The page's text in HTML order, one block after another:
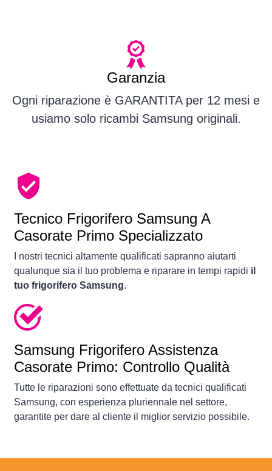
Garanzia
Ogni riparazione è GARANTITA per 12 mesi e
usiamo solo ricambi Samsung originali.
Tecnico Frigorifero Samsung A
Casorate Primo Specializzato
I nostri tecnici altamente qualificati sapranno aiutarti
qualunque sia il tuo problema e riparare in tempi rapidi il
tuo frigorifero Samsung.
Samsung Frigorifero Assistenza
Casorate Primo: Controllo Qualità
Tutte le riparazioni sono effettuate da tecnici qualificati
Samsung, con esperienza pluriennale nel settore,
garantite per dare al cliente il miglior servizio possibile.